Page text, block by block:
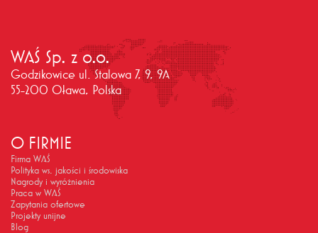
WAŚ Sp. z o.o.
Godzikowice ul. Stalowa 7, 9, 9A
55-200 Oława, Polska
O FIRMIE
Firma WAŚ
Polityka ws. jakości i środowiska
Nagrody i wyróżnienia
Praca w WAŚ
Zapytania ofertowe
Projekty unijne
Blog